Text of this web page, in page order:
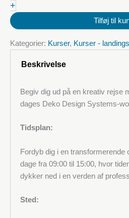
i
dekorative
metalliske
(PU)
(Danmark)
+
Tilføj til
Kategorier: Kurser, Kurser -
Beskrivelse
Begiv dig ud på en kreativ rejse
dages Deko Design Systems-
Tidsplan:
Fordyb dig i en transformerende
dage fra 09:00 til 15:00, hvor
dykker ned i en verden af
Sted: